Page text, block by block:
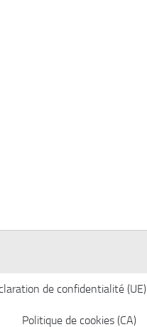
de confidentialité (UE)
Politique de cookies (CA)